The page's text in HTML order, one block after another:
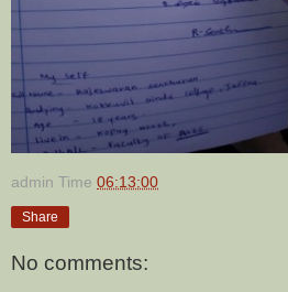
admin Time 06:13:00
Share
No comments: